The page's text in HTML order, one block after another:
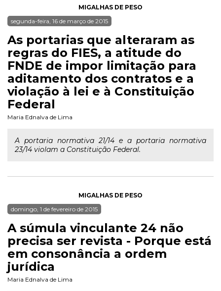
MIGALHAS DE PESO
segunda-feira, 16 de março de 2015
As portarias que alteraram as
regras do FIES, a atitude do
FNDE de impor limitação para
aditamento dos contratos e a
violação à lei e à Constituição
Federal
Maria Ednalva de Lima
A portaria normativa 21/14 e a portaria normativa
23/14 violam a Constituição Federal.
MIGALHAS DE PESO
domingo, 1 de fevereiro de 2015
A súmula vinculante 24 não
precisa ser revista - Porque está
em consonância a ordem
jurídica
Maria Ednalva de Lima